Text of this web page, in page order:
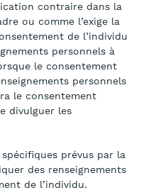
contraire dans la
ou comme l’exige la
de l’individu
personnels à
le consentement
personnels
le consentement
divulguer les
prévus par la
des renseignements
de l’individu.